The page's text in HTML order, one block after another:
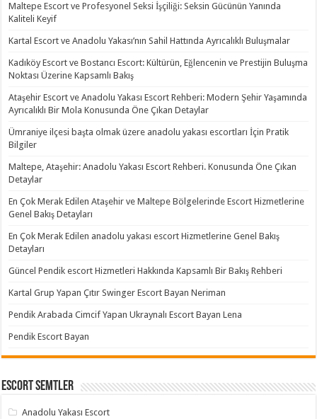
Maltepe Escort ve Profesyonel Seksi İşçiliği: Seksin Gücünün Yanında
Kaliteli Keyif
Kartal Escort ve Anadolu Yakası’nın Sahil Hattında Ayrıcalıklı Buluşmalar
Kadıköy Escort ve Bostancı Escort: Kültürün, Eğlencenin ve Prestijin Buluşma
Noktası Üzerine Kapsamlı Bakış
Ataşehir Escort ve Anadolu Yakası Escort Rehberi: Modern Şehir Yaşamında
Ayrıcalıklı Bir Mola Konusunda Öne Çıkan Detaylar
Ümraniye ilçesi başta olmak üzere anadolu yakası escortları İçin Pratik
Bilgiler
Maltepe, Ataşehir: Anadolu Yakası Escort Rehberi. Konusunda Öne Çıkan
Detaylar
En Çok Merak Edilen Ataşehir ve Maltepe Bölgelerinde Escort Hizmetlerine
Genel Bakış Detayları
En Çok Merak Edilen anadolu yakası escort Hizmetlerine Genel Bakış
Detayları
Güncel Pendik escort Hizmetleri Hakkında Kapsamlı Bir Bakış Rehberi
Kartal Grup Yapan Çıtır Swinger Escort Bayan Neriman
Pendik Arabada Cimcif Yapan Ukraynalı Escort Bayan Lena
Pendik Escort Bayan
Escort Semtler
Anadolu Yakası Escort